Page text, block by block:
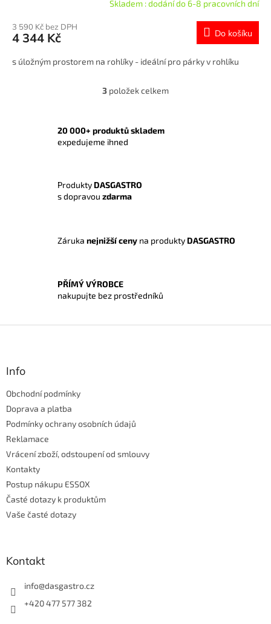
Skladem : dodání do 6-8 pracovních dní
3 590 Kč bez DPH
4 344 Kč Do košíku
s úložným prostorem na rohlíky - ideální pro párky v rohlíku
O
á
p
v
s
u
3 položek celkem
20 000+ produktů skladem
expedujeme ihned
Produkty DASGASTRO
s dopravou zdarma
Záruka nejnižší ceny na produkty DASGASTRO
PŘÍMÝ VÝROBCE
nakupujte bez prostředníků
Z
Info
Obchodní podmínky
Doprava a platba
Podmínky ochrany osobních údajů
Reklamace
Vrácení zboží, odstoupení od smlouvy
Kontakty
Postup nákupu ESSOX
Časté dotazy k produktům
Vaše časté dotazy
Kontakt
info@dasgastro.cz
+420 477 577 382